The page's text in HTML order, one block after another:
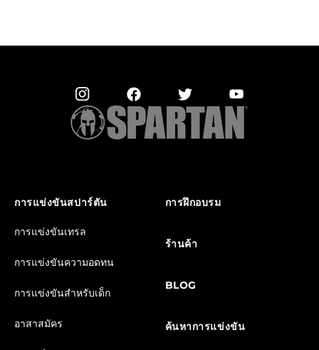
การแข่งขันสปาร์ตัน
การแข่งขันเทรล
การแข่งขันความอดทน
การแข่งขันสำหรับเด็ก
อาสาสมัคร
การฝึกอบรม
ร้านค้า
BLOG
ค้นหาการแข่งขัน